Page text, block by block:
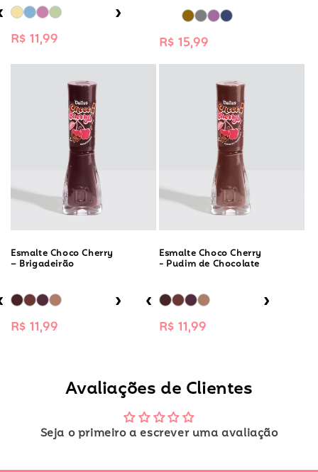
›
Preço
R$ 11,99
Preço
R$ 15,99
Esmalte Choco Cherry
– Brigadeirão
›
Preço
R$ 11,99
Esmalte Choco Cherry
- Pudim de Chocolate
‹ ›
Preço
R$ 11,99
Avaliações de Clientes
Seja o primeiro a escrever uma avaliação